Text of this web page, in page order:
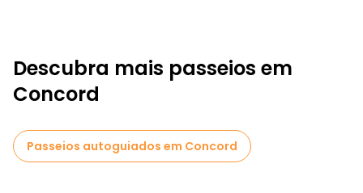
Descubra mais passeios em
Concord
Passeios autoguiados em Concord